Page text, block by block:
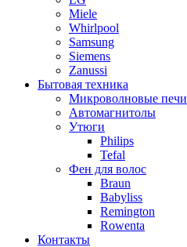
Miele
Whirlpool
Samsung
Siemens
Zanussi
Бытовая техника
Микроволновые печи
Автомагнитолы
Утюги
Philips
Tefal
Фен для волос
Braun
Babyliss
Remington
Rowenta
Контакты